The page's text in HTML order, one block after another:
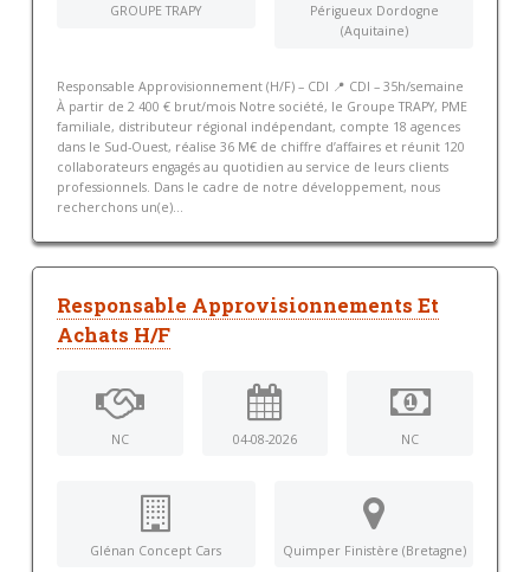
GROUPE TRAPY
Périgueux Dordogne
(Aquitaine)
Responsable Approvisionnement (H/F) – CDI 📍 CDI – 35h/semaine
À partir de 2 400 € brut/mois Notre société, le Groupe TRAPY, PME
familiale, distributeur régional indépendant, compte 18 agences
dans le Sud-Ouest, réalise 36 M€ de chiffre d’affaires et réunit 120
collaborateurs engagés au quotidien au service de leurs clients
professionnels. Dans le cadre de notre développement, nous
recherchons un(e)...
Responsable Approvisionnements Et
Achats H/F
NC 04-08-2026 NC
Glénan Concept Cars Quimper Finistère (Bretagne)